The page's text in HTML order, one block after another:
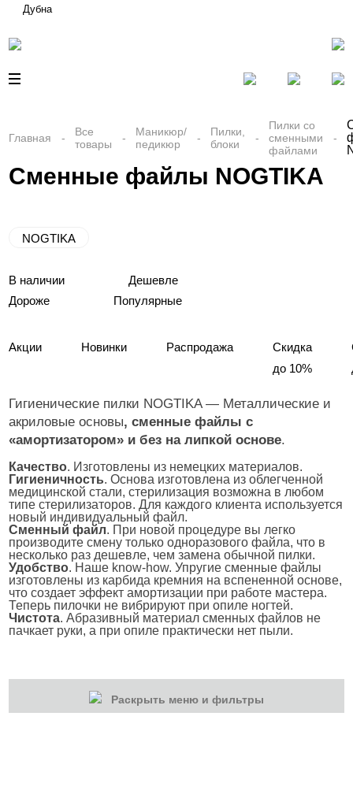
Дубна
Главная
Все
товары
Маникюр/
педикюр
Пилки,
блоки
Пилки со
сменными
файлами
Сменные файлы NOGTIKA
NOGTIKA
В наличии
Дешевле
Дороже
Популярные
Акции Новинки Распродажа
Скидка
до 10%
Гигиенические пилки NOGTIKA — Металлические и
акриловые основы, сменные файлы с
«амортизатором» и без на липкой основе.
Качество. Изготовлены из немецких материалов.
Гигиеничность. Основа изготовлена из облегченной
медицинской стали, стерилизация возможна в любом
типе стерилизаторов. Для каждого клиента используется
новый индивидуальный файл.
Сменный файл. При новой процедуре вы легко
производите смену только одноразового файла, что в
несколько раз дешевле, чем замена обычной пилки.
Удобство. Наше know-how. Упругие сменные файлы
изготовлены из карбида кремния на вспененной основе,
что создает эффект амортизации при работе мастера.
Теперь пилочки не вибрируют при опиле ногтей.
Чистота. Абразивный материал сменных файлов не
пачкает руки, а при опиле практически нет пыли.
Раскрыть меню и фильтры